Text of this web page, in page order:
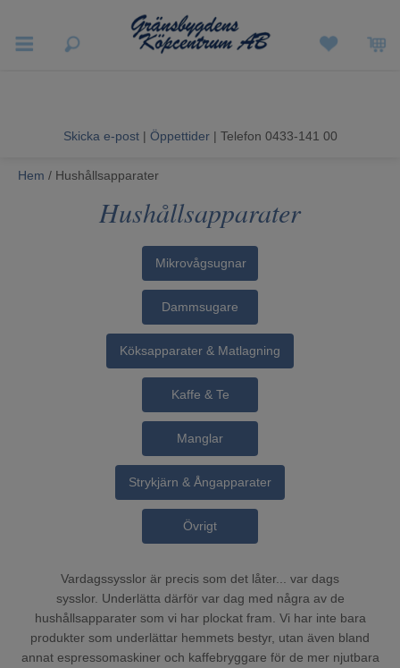
Sommarrea
Vitvaror
Hushållsapparater
Luftvård och Värme
Skicka e-post | Öppettider| Telefon 0433-141 00
Hem / Hushållsapparater
Hushållsapparater
Mikrovågsugnar
Dammsugare
Köksapparater & Matlagning
Kaffe & Te
Manglar
Strykjärn & Ångapparater
Övrigt
Vardagssysslor är precis som det låter... var dags
sysslor. Underlätta därför var dag med några av de
hushållsapparater som vi har plockat fram. Vi har inte bara
produkter som underlättar hemmets bestyr, utan även bland
annat espressomaskiner och kaffebryggare för de mer njutbara